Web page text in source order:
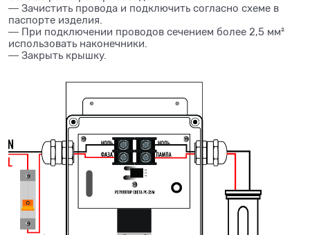
― Зачистить провода и подключить согласно схеме в
паспорте изделия.
― При подключении проводов сечением более 2,5 мм²
использовать наконечники.
― Закрыть крышку.